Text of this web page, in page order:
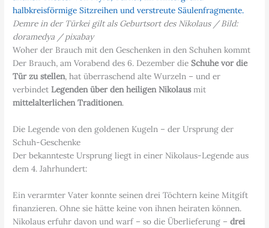
Demre in der Türkei gilt als Geburtsort des Nikolaus / Bild:
doramedya / pixabay
Woher der Brauch mit den Geschenken in den Schuhen kommt
Der Brauch, am Vorabend des 6. Dezember die Schuhe vor die
Tür zu stellen, hat überraschend alte Wurzeln – und er
verbindetLegenden über den heiligen Nikolausmit
mittelalterlichen Traditionen.
Die Legende von den goldenen Kugeln – der Ursprung der
Schuh-Geschenke
Der bekannteste Ursprung liegt in einer Nikolaus-Legende aus
dem 4. Jahrhundert:
Ein verarmter Vater konnte seinen drei Töchtern keine Mitgift
finanzieren. Ohne sie hätte keine von ihnen heiraten können.
Nikolaus erfuhr davon und warf – so die Überlieferung –drei